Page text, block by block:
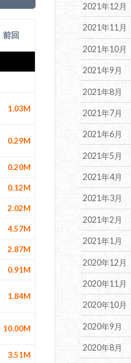
前回
1.03M
0.29M
0.20M
0.12M
2.02M
4.57M
2.87M
0.91M
1.84M
10.00M
3.51M
2021年12月
2021年11月
2021年10月
2021年9月
2021年8月
2021年7月
2021年6月
2021年5月
2021年4月
2021年3月
2021年2月
2021年1月
2020年12月
2020年11月
2020年10月
2020年9月
2020年8月